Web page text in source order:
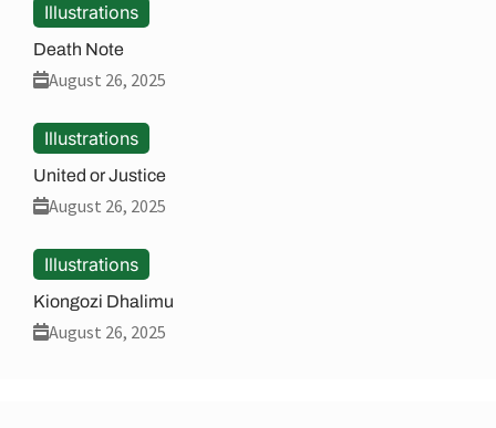
Illustrations
Death Note
August 26, 2025
Illustrations
United or Justice
August 26, 2025
Illustrations
Kiongozi Dhalimu
August 26, 2025